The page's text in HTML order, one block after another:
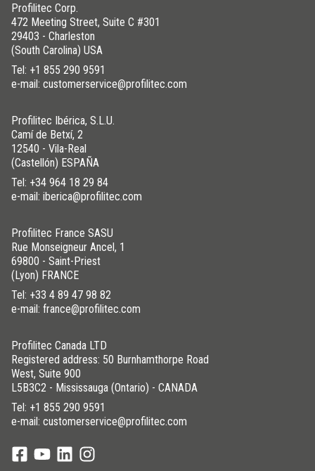
Profilitec Corp.
472 Meeting Street, Suite C #301
29403 - Charleston
(South Carolina) USA
Tel: +1 855 290 9591
e-mail: customerservice@profilitec.com
Profilitec Ibérica, S.L.U.
Camí de Betxí, 2
12540 - Vila-Real
(Castellón) ESPAÑA
Tel: +34 964 18 29 84
e-mail: iberica@profilitec.com
Profilitec France SASU
Rue Monseigneur Ancel, 1
69800 - Saint-Priest
(Lyon) FRANCE
Tel: +33 4 89 47 98 82
e-mail: france@profilitec.com
Profilitec Canada LTD
Registered address: 50 Burnhamthorpe Road
West, Suite 900
L5B3C2 - Mississauga (Ontario) - CANADA
Tel: +1 855 290 9591
e-mail: customerservice@profilitec.com